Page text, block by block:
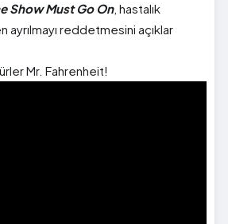
Show Must Go On, hastalık
reddetmesini açıklar
Mr. Fahrenheit!